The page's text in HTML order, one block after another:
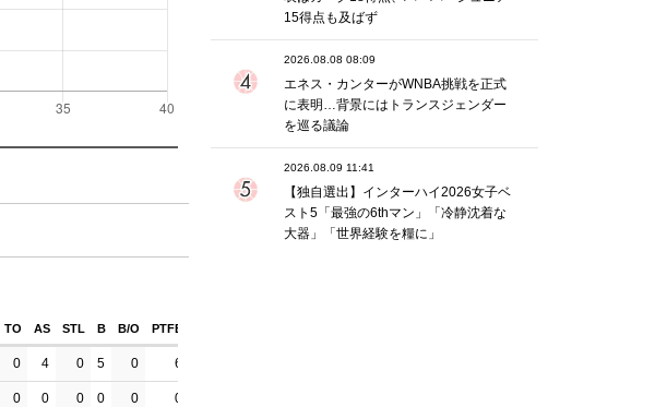
TO AS STL B B/O PTFB
0 4 0 5 0 6
0 0 0 0 0 0
15得点も及ばず
2026.08.08 08:09
エネス・カンターがWNBA挑戦を正式
に表明…背景にはトランスジェンダー
を巡る議論
2026.08.09 11:41
【独自選出】インターハイ2026女子ベ
スト5「最強の6thマン」「冷静沈着な
大器」「世界経験を糧に」